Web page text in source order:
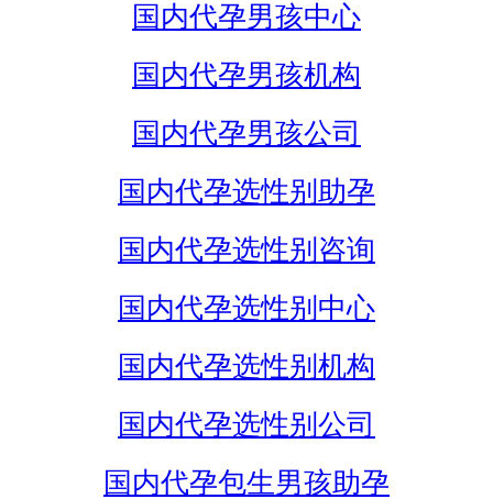
国内代孕男孩中心
国内代孕男孩机构
国内代孕男孩公司
国内代孕选性别助孕
国内代孕选性别咨询
国内代孕选性别中心
国内代孕选性别机构
国内代孕选性别公司
国内代孕包生男孩助孕